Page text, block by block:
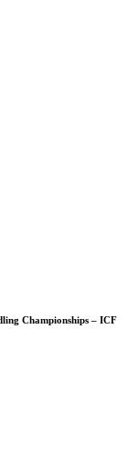
Championships – ICF